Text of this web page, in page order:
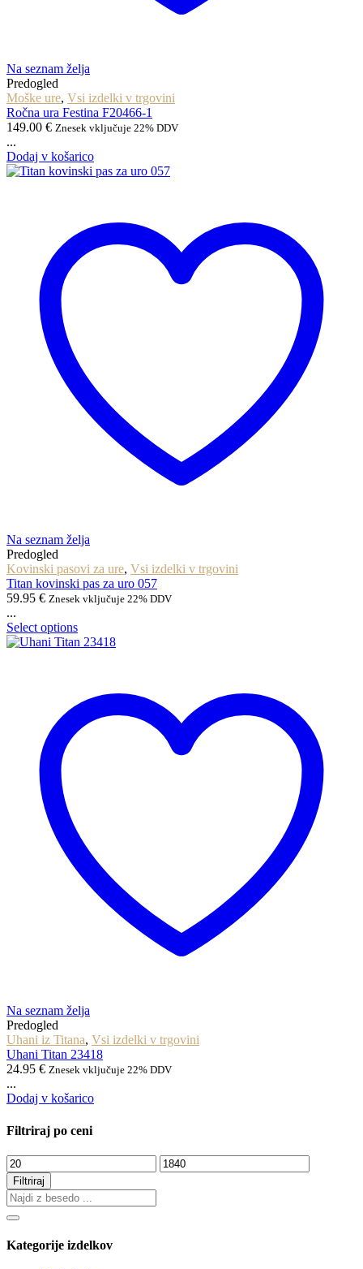
Na seznam želja
Predogled
Moške ure, Vsi izdelki v trgovini
Ročna ura Festina F20466-1
149.00 € Znesek vključuje 22% DDV
...
Dodaj v košarico
Na seznam želja
Predogled
Kovinski pasovi za ure, Vsi izdelki v trgovini
Titan kovinski pas za uro 057
59.95 € Znesek vključuje 22% DDV
...
Select options
Na seznam želja
Predogled
Uhani iz Titana, Vsi izdelki v trgovini
Uhani Titan 23418
24.95 € Znesek vključuje 22% DDV
...
Dodaj v košarico
Filtriraj po ceni
Min
cena
Max
cena
Filtriraj
Kategorije izdelkov